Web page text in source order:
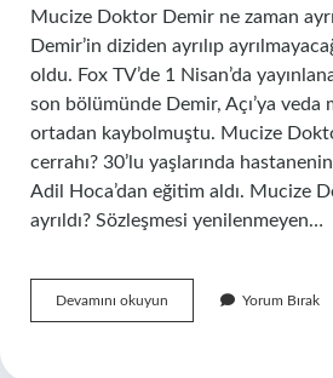
Mucize Doktor Demir ne zaman
Demir’in diziden ayrılıp
oldu. Fox TV’de 1 Nisan’da
son bölümünde Demir, Açı’ya veda
ortadan kaybolmuştu. Mucize
cerrahı? 30’lu yaşlarında hastanenin
Adil Hoca’dan eğitim aldı. Mucize
ayrıldı? Sözleşmesi yenilenmeyen…
Devamını okuyun
Doktor
Yorum Bırak